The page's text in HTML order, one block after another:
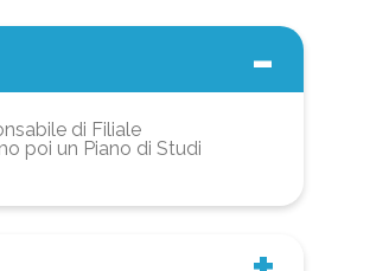
di Filiale
poi un Piano di Studi